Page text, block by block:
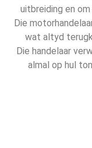
uitbreiding en om
Die
wat altyd
Die handelaar
almal op hul